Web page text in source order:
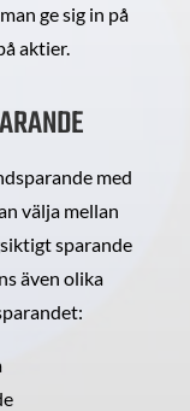
ge sig in på
aktier.
med
välja mellan
sparande
även olika